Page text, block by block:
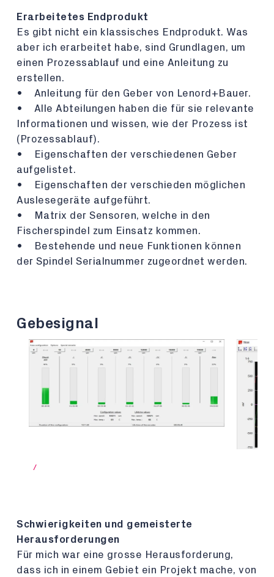
Erarbeitetes Endprodukt
Es gibt nicht ein klassisches Endprodukt. Was
aber ich erarbeitet habe, sind Grundlagen, um
einen Prozessablauf und eine Anleitung zu
erstellen.
• Anleitung für den Geber von Lenord+Bauer.
• Alle Abteilungen haben die für sie relevante
Informationen und wissen, wie der Prozess ist
(Prozessablauf).
• Eigenschaften der verschiedenen Geber
aufgelistet.
• Eigenschaften der verschieden möglichen
Auslesegeräte aufgeführt.
• Matrix der Sensoren, welche in den
Fischerspindel zum Einsatz kommen.
• Bestehende und neue Funktionen können
der Spindel Serialnummer zugeordnet werden.
Gebesignal
/
Schwierigkeiten und gemeisterte
Herausforderungen
Für mich war eine grosse Herausforderung,
dass ich in einem Gebiet ein Projekt mache, von